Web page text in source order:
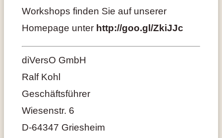
Workshops finden Sie auf unserer
Homepage unter http://goo.gl/ZkiJJc
diVersO GmbH
Ralf Kohl
Geschäftsführer
Wiesenstr. 6
D-64347 Griesheim